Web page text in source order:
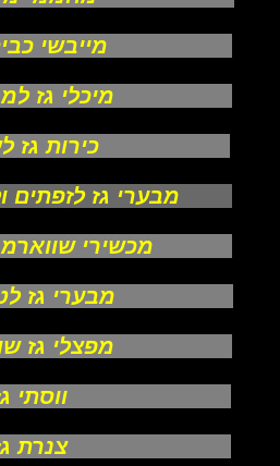
מייבשי
מיכלי גז
כירות
מבערי גז לזפתים
מכשירי
מבערי גז
מפצלי